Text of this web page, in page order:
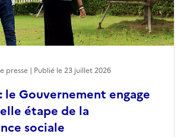
le Gouvernement engage
étape de la
sociale
presse | Publié le23 juillet 2026